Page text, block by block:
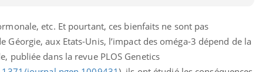
etc. Et pourtant, ces bienfaits ne sont pas
Géorgie, aux Etats-Unis, l’impact des oméga-3 dépend de la
publiée dans la revue PLOS Genetics
des enfants en
?
prévention : ce que
"madeleine de Proust"
enfin expliqué
Intolérance au gluten : les